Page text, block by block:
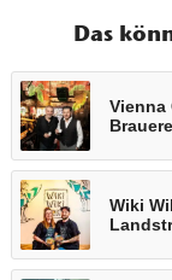
Das
Vienna
Wiki